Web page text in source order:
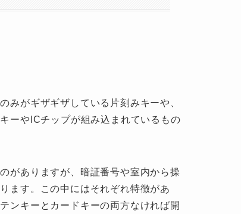
みがギザギザしている片刻みキーや、
ーやICチップが組み込まれているもの
がありますが、暗証番号や室内から操
ます。この中にはそれぞれ特徴があ
ンキーとカードキーの両方なければ開